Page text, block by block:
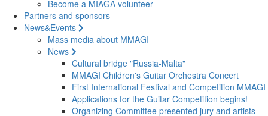
Become a MIAGA volunteer
Partners and sponsors
News&Events
Mass media about MMAGI
News
Cultural bridge "Russia-Malta"
MMAGI Children's Guitar Orchestra Concert
First International Festival and Competition MMAGI
Applications for the Guitar Competition begins!
Organizing Committee presented jury and artists